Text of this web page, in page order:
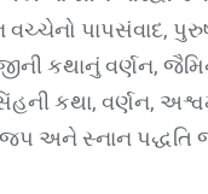
પાપસંવાદ,
કથાનું વર્ણન,
કથા, વર્ણન,
જપ અને સ્નાન પદ્ધતિ